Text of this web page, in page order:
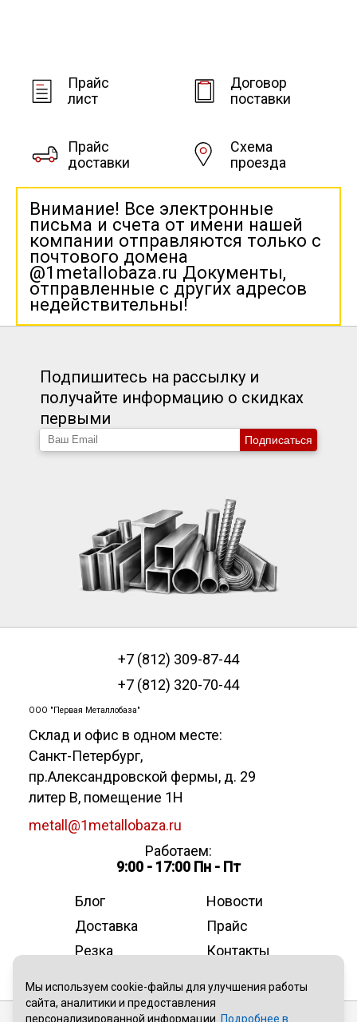
Прайс
лист
Договор
поставки
Прайс
доставки
Схема
проезда
Внимание! Все электронные
письма и счета от имени нашей
компании отправляются только с
почтового домена
@1metallobaza.ru Документы,
отправленные с других адресов
недействительны!
Подпишитесь на рассылку и
получайте информацию о скидках
первыми
Подписаться
+7 (812) 309-87-44
+7 (812) 320-70-44
ООО "Первая Металлобаза"
Склад и офис в одном месте:
Санкт-Петербург,
пр.Александровской фермы, д. 29
литер В, помещение 1Н
metall@1metallobaza.ru
Работаем:
9:00 - 17:00 Пн - Пт
Блог
Новости
Доставка
Прайс
Резка
Контакты
Мы используем cookie-файлы для улучшения работы
сайта, аналитики и предоставления
персонализированной информации. Подробнее в